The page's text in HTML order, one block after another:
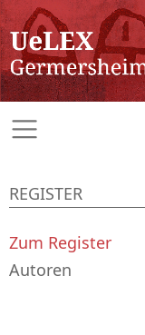
REGISTER
Zum Register
Autoren